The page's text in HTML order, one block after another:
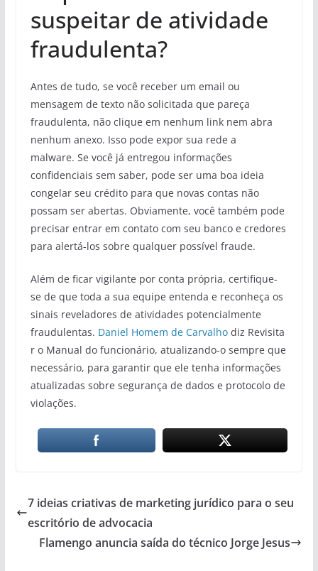
suspeitar de atividade
fraudulenta?
Antes de tudo, se você receber um email ou
mensagem de texto não solicitada que pareça
fraudulenta, não clique em nenhum link nem abra
nenhum anexo. Isso pode expor sua rede a
malware. Se você já entregou informações
confidenciais sem saber, pode ser uma boa ideia
congelar seu crédito para que novas contas não
possam ser abertas. Obviamente, você também pode
precisar entrar em contato com seu banco e credores
para alertá-los sobre qualquer possível fraude.
Além de ficar vigilante por conta própria, certifique-
se de que toda a sua equipe entenda e reconheça os
sinais reveladores de atividades potencialmente
fraudulentas. Daniel Homem de Carvalhodiz Revisita
r o Manual do funcionário, atualizando-o sempre que
necessário, para garantir que ele tenha informações
atualizadas sobre segurança de dados e protocolo de
violações.
7 ideias criativas de marketing jurídico para o seu
escritório de advocacia
Flamengo anuncia saída do técnico Jorge Jesus